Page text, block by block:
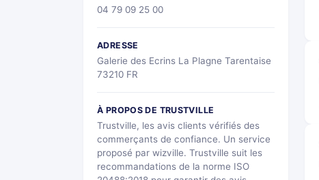
04 79 09 25 00
ADRESSE
Galerie des Ecrins La Plagne Tarentaise
73210 FR
À PROPOS DE TRUSTVILLE
Trustville, les avis clients vérifiés des
commerçants de confiance. Un service
proposé par wizville. Trustville suit les
recommandations de la norme ISO